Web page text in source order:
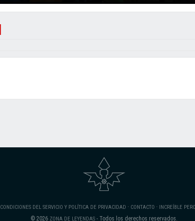
CONDICIONES DEL SERVICIO Y POLÍTICA DE PRIVACIDAD · CONTACTO · INCREÍBLE
© 2026 ZONA DE LEYENDAS- Todos los derechos reservados.